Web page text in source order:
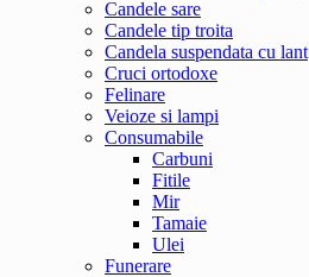
Candele sare
Candele tip troita
Candela suspendata cu lant
Cruci ortodoxe
Felinare
Veioze si lampi
Consumabile
Carbuni
Fitile
Mir
Tamaie
Ulei
Funerare